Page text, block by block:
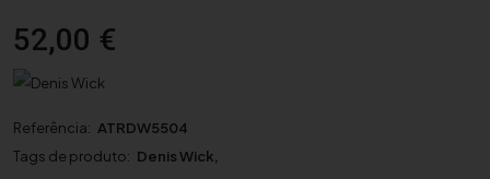
52,00 €
Referência: ATRDW5504
Tags de produto: Denis Wick